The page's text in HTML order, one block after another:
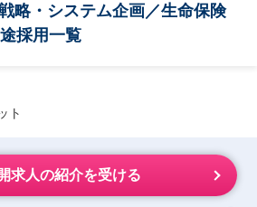
略・システム企画／生命保険
採用一覧
ト
求人の紹介を受ける